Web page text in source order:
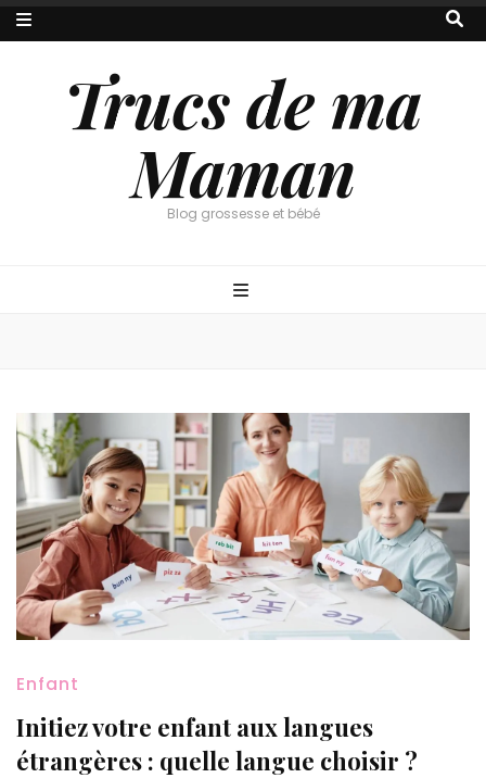
Trucs de ma
Maman
Blog grossesse et bébé
Enfant
Initiez votre enfant aux langues
étrangères : quelle langue choisir ?